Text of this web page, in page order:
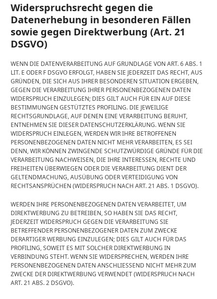
Widerspruchsrecht gegen die
Datenerhebung in besonderen Fällen
sowie gegen Direktwerbung (Art. 21
DSGVO)
WENN DIE DATENVERARBEITUNG AUF GRUNDLAGE VON ART. 6 ABS. 1
LIT. E ODER F DSGVO ERFOLGT, HABEN SIE JEDERZEIT DAS RECHT, AUS
GRÜNDEN, DIE SICH AUS IHRER BESONDEREN SITUATION ERGEBEN,
GEGEN DIE VERARBEITUNG IHRER PERSONENBEZOGENEN DATEN
WIDERSPRUCH EINZULEGEN; DIES GILT AUCH FÜR EIN AUF DIESE
BESTIMMUNGEN GESTÜTZTES PROFILING. DIE JEWEILIGE
RECHTSGRUNDLAGE, AUF DENEN EINE VERARBEITUNG BERUHT,
ENTNEHMEN SIE DIESER DATENSCHUTZERKLÄRUNG. WENN SIE
WIDERSPRUCH EINLEGEN, WERDEN WIR IHRE BETROFFENEN
PERSONENBEZOGENEN DATEN NICHT MEHR VERARBEITEN, ES SEI
DENN, WIR KÖNNEN ZWINGENDE SCHUTZWÜRDIGE GRÜNDE FÜR DIE
VERARBEITUNG NACHWEISEN, DIE IHRE INTERESSEN, RECHTE UND
FREIHEITEN ÜBERWIEGEN ODER DIE VERARBEITUNG DIENT DER
GELTENDMACHUNG, AUSÜBUNG ODER VERTEIDIGUNG VON
RECHTSANSPRÜCHEN (WIDERSPRUCH NACH ART. 21 ABS. 1 DSGVO).
WERDEN IHRE PERSONENBEZOGENEN DATEN VERARBEITET, UM
DIREKTWERBUNG ZU BETREIBEN, SO HABEN SIE DAS RECHT,
JEDERZEIT WIDERSPRUCH GEGEN DIE VERARBEITUNG SIE
BETREFFENDER PERSONENBEZOGENER DATEN ZUM ZWECKE
DERARTIGER WERBUNG EINZULEGEN; DIES GILT AUCH FÜR DAS
PROFILING, SOWEIT ES MIT SOLCHER DIREKTWERBUNG IN
VERBINDUNG STEHT. WENN SIE WIDERSPRECHEN, WERDEN IHRE
PERSONENBEZOGENEN DATEN ANSCHLIESSEND NICHT MEHR ZUM
ZWECKE DER DIREKTWERBUNG VERWENDET (WIDERSPRUCH NACH
ART. 21 ABS. 2 DSGVO).